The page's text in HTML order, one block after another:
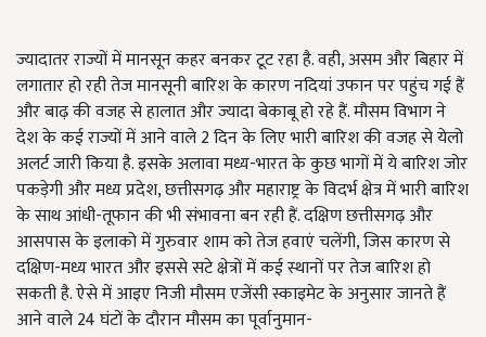
ज्यादातर राज्यों में मानसून कहर बनकर टूट रहा है. वही, असम और बिहार में
लगातार हो रही तेज मानसूनी बारिश के कारण नदियां उफान पर पहुंच गई हैं
और बाढ़ की वजह से हालात और ज्यादा बेकाबू हो रहे हैं. मौसम विभाग ने
देश के कई राज्यों में आने वाले 2 दिन के लिए भारी बारिश की वजह से येलो
अलर्ट जारी किया है. इसके अलावा मध्य-भारत के कुछ भागों में ये बारिश जोर
पकड़ेगी और मध्य प्रदेश, छत्तीसगढ़ और महाराष्ट्र के विदर्भ क्षेत्र में भारी बारिश
के साथ आंधी-तूफान की भी संभावना बन रही हैं. दक्षिण छत्तीसगढ़ और
आसपास के इलाको में गुरुवार शाम को तेज हवाएं चलेंगी, जिस कारण से
दक्षिण-मध्य भारत और इससे सटे क्षेत्रों में कई स्थानों पर तेज बारिश हो
सकती है. ऐसे में आइए निजी मौसम एजेंसी स्काइमेट के अनुसार जानते हैं
आने वाले 24 घंटों के दौरान मौसम का पूर्वानुमान-